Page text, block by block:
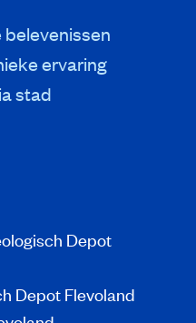
ervaring
stad
Depot
Depot Flevoland